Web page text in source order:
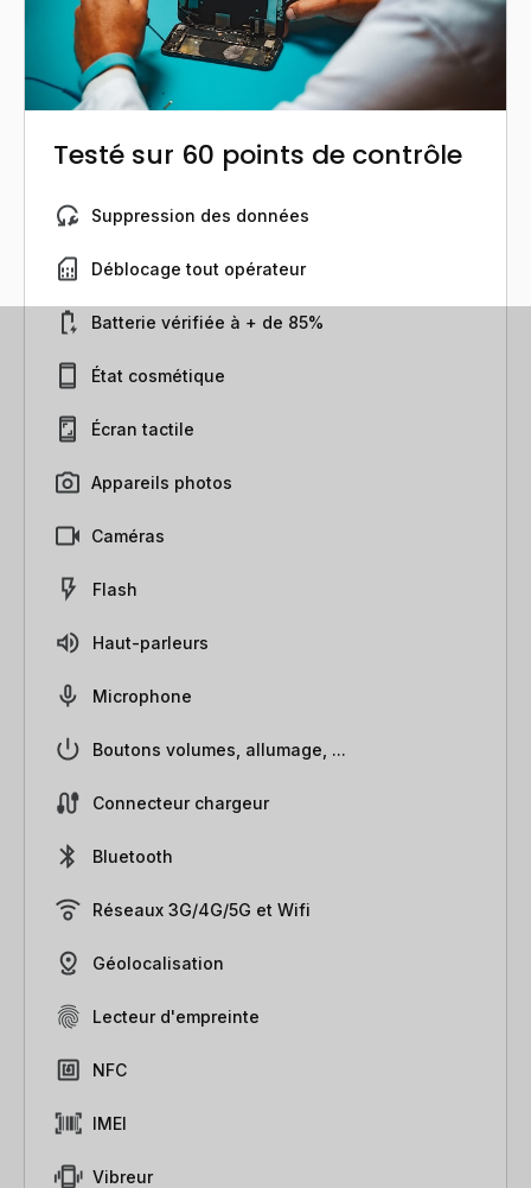
Testé sur 60 points de contrôle
Suppression des données
Déblocage tout opérateur
Batterie vérifiée à + de 85%
État cosmétique
Écran tactile
Appareils photos
Caméras
Flash
Haut-parleurs
Microphone
Boutons volumes, allumage, ...
Connecteur chargeur
Bluetooth
Réseaux 3G/4G/5G et Wifi
Géolocalisation
Lecteur d'empreinte
NFC
IMEI
Vibreur